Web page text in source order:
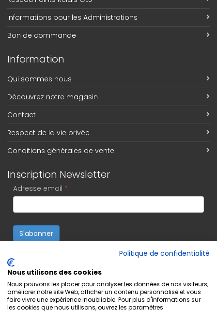
Informations pour les Administrations
Bon de commande
Information
Qui sommes nous
Découvrez notre magasin
Contact
Respect de la vie privée
Conditions générales de vente
Inscription Newsletter
Adresse email *
S'abonner
Politique de confidentialité
Nous utilisons des cookies
Nous pouvons les placer pour analyser les données de nos visiteurs,
améliorer notre site Web, afficher un contenu personnalisé et vous
faire vivre une expérience inoubliable. Pour plus d'informations sur
les cookies que nous utilisons, ouvrez les paramètres.